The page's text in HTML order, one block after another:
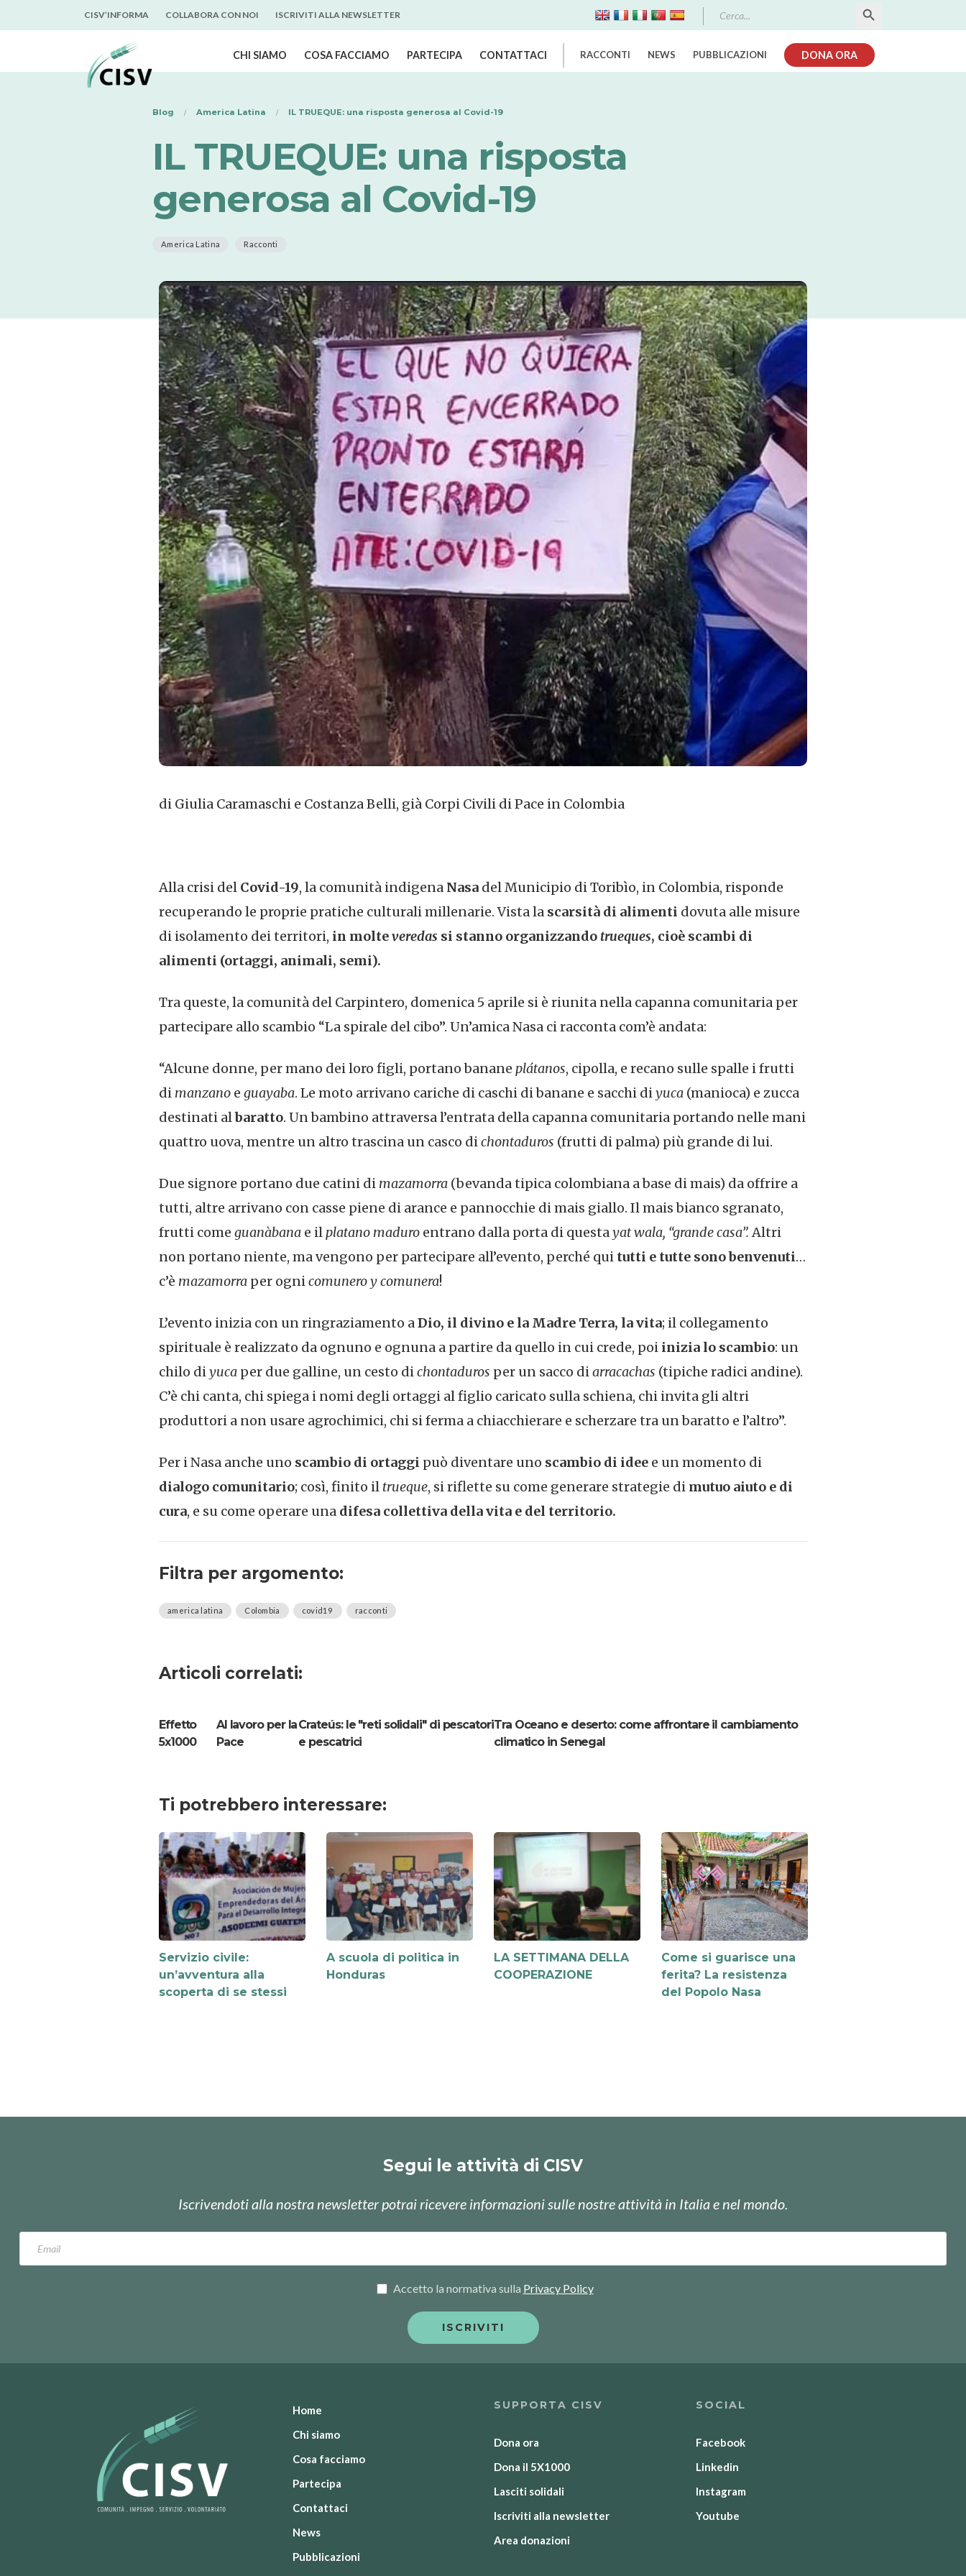
CISV’INFORMA COLLABORA CON NOI ISCRIVITI ALLA NEWSLETTER
for:
CHI SIAMO COSA FACCIAMO PARTECIPA CONTATTACI RACCONTI NEWS PUBBLICAZIONI DONA ORA
Blog America Latina IL TRUEQUE: una risposta generosa al Covid-19
IL TRUEQUE: una risposta
generosa al Covid-19
America Latina Racconti
di Giulia Caramaschi e Costanza Belli, già Corpi Civili di Pace in Colombia
Alla crisi del Covid-19, la comunità indigena Nasa del Municipio di Toribìo, in Colombia, risponde
recuperando le proprie pratiche culturali millenarie. Vista la scarsità di alimenti dovuta alle misure
di isolamento dei territori, in molteveredas si stanno organizzandotrueques, cioè scambi di
alimenti (ortaggi, animali, semi).
Tra queste, la comunità del Carpintero, domenica 5 aprile si è riunita nella capanna comunitaria per
partecipare allo scambio “La spirale del cibo”. Un’amica Nasa ci racconta com’è andata:
“Alcune donne, per mano dei loro figli, portano banane plátanos, cipolla, e recano sulle spalle i frutti
di manzano e guayaba. Le moto arrivano cariche di caschi di banane e sacchi diyuca (manioca) e zucca
destinati albaratto. Un bambino attraversa l’entrata della capanna comunitaria portando nelle mani
quattro uova, mentre un altro trascina un casco dichontaduros (frutti di palma) più grande di lui.
Due signore portano due catini di mazamorra (bevanda tipica colombiana a base di mais) da offrire a
tutti, altre arrivano con casse piene di arance e pannocchie di mais giallo. Il mais bianco sgranato,
frutti come guanàbana e ilplatano maduro entrano dalla porta di questayat wala, “grande casa”. Altri
non portano niente, ma vengono per partecipare all’evento, perché qui tutti e tutte sono benvenuti…
c’è mazamorra per ognicomunero y comunera!
L’evento inizia con un ringraziamento aDio, il divino e la Madre Terra, la vita; il collegamento
spirituale è realizzato da ognuno e ognuna a partire da quello in cui crede, poi inizia lo scambio: un
chilo diyuca per due galline, un cesto dichontaduros per un sacco diarracachas (tipiche radici andine).
C’è chi canta, chi spiega i nomi degli ortaggi al figlio caricato sulla schiena, chi invita gli altri
produttori a non usare agrochimici, chi si ferma a chiacchierare e scherzare tra un baratto e l’altro”.
Per i Nasa anche uno scambio di ortaggi può diventare uno scambio di idee e un momento di
dialogo comunitario; così, finito il trueque, si riflette su come generare strategie di mutuo aiuto e di
cura, e su come operare una difesa collettiva della vita e del territorio.
Filtra per argomento:
america latina Colombia covid19 racconti
Articoli correlati:
Effetto
5x1000
Al lavoro per la
Pace
Crateús: le "reti solidali" di pescatori
e pescatrici
Tra Oceano e deserto: come affrontare il cambiamento
climatico in Senegal
Ti potrebbero interessare:
Servizio civile:
un’avventura alla
scoperta di se stessi
A scuola di politica in
Honduras
LA SETTIMANA DELLA
COOPERAZIONE
Come si guarisce una
ferita? La resistenza
del Popolo Nasa
Segui le attività di CISV
Iscrivendoti alla nostra newsletter potrai ricevere informazioni sulle nostre attività in Italia e nel mondo.
Accetto la normativa sulla Privacy Policy
Home
Chi siamo
Cosa facciamo
Partecipa
Contattaci
News
Pubblicazioni
SUPPORTA CISV
Dona ora
Dona il 5X1000
Lasciti solidali
Iscriviti alla newsletter
Area donazioni
SOCIAL
Facebook
Linkedin
Instagram
Youtube